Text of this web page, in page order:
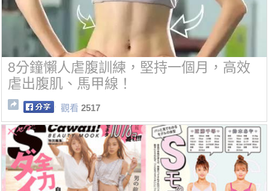
8分鐘懶人虐腹訓練，堅持一個月，高效
虐出腹肌、馬甲線！
觀看 2517